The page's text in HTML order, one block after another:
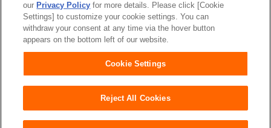
公式アカウント コミュニティガイ
ドライン
障がいの表記について
our Privacy Policy for more details. Please click [Cookie
Settings] to customize your cookie settings. You can
withdraw your consent at any time via the hover button
appears on the bottom left of our website.
Cookie Settings
Reject All Cookies